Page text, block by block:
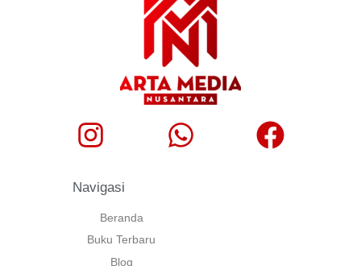
Navigasi
Beranda
Buku Terbaru
Blog